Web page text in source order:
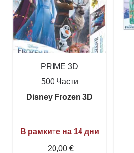
PRIME 3D
500 Части
Disney Frozen 3D
В рамките на 14 дни
20,00 €